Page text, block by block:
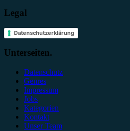
Legal
Datenschutzerklärung
Unterseiten.
Datenschutz
Genres
Impressum
Jobs
Kategorien
Kontakt
Unser Team